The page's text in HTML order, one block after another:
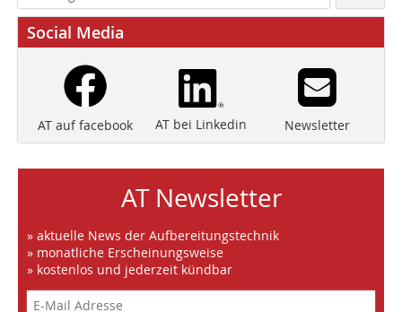
Social Media
AT auf facebook AT bei Linkedin Newsletter
AT Newsletter
» aktuelle News der Aufbereitungstechnik
» monatliche Erscheinungsweise
» kostenlos und jederzeit kündbar